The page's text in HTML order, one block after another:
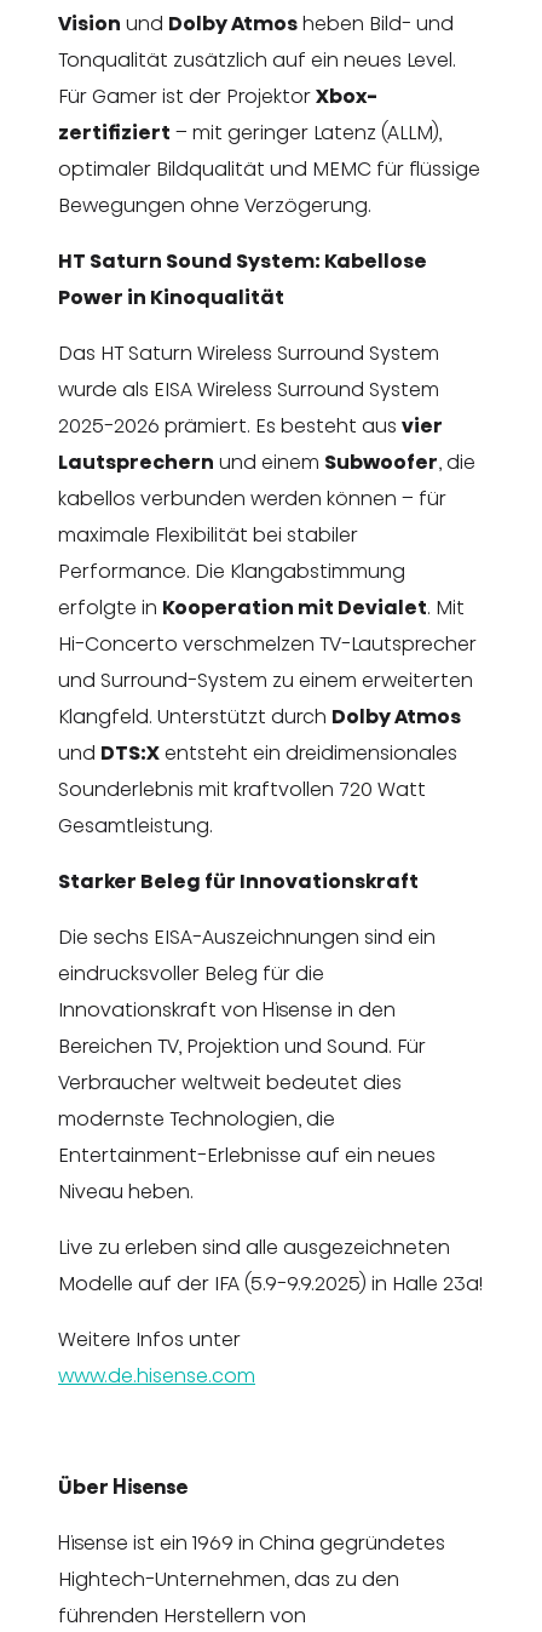
Vision und Dolby Atmosheben Bild- und
Tonqualität zusätzlich auf ein neues Level.
Für Gamer ist der ProjektorXbox-
zertifiziert – mit geringer Latenz (ALLM),
optimaler Bildqualität und MEMC für flüssige
Bewegungen ohne Verzögerung.
HT Saturn Sound System: Kabellose
Power in Kinoqualität
Das HT Saturn Wireless Surround System
wurde als EISA Wireless Surround System
2025-2026 prämiert. Es besteht aus vier
Lautsprechern und einem Subwoofer, die
kabellos verbunden werden können – für
maximale Flexibilität bei stabiler
Performance. Die Klangabstimmung
erfolgte in Kooperation mit Devialet. Mit
Hi-Concerto verschmelzen TV-Lautsprecher
und Surround-System zu einem erweiterten
Klangfeld. Unterstützt durch Dolby Atmos
und DTS:Xentsteht ein dreidimensionales
Sounderlebnis mit kraftvollen 720 Watt
Gesamtleistung.
Starker Beleg für Innovationskraft
Die sechs EISA-Auszeichnungen sind ein
eindrucksvoller Beleg für die
Innovationskraft von Hisense in den
Bereichen TV, Projektion und Sound. Für
Verbraucher weltweit bedeutet dies
modernste Technologien, die
Entertainment-Erlebnisse auf ein neues
Niveau heben.
Live zu erleben sind alle ausgezeichneten
Modelle auf der IFA (5.9-9.9.2025) in Halle 23a!
Weitere Infos unter
www.de.hisense.com
Über Hisense
Hisense ist ein 1969 in China gegründetes
Hightech-Unternehmen, das zu den
führenden Herstellern von